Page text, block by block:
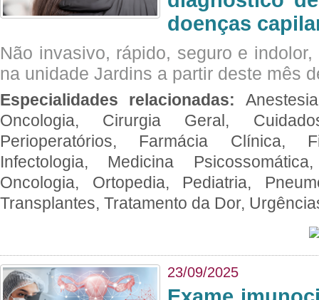
doenças
Não invasivo, rápido, seguro e
na unidade Jardins a partir deste mês
Especialidades relacionadas:
Oncologia, Cirurgia Geral,
Perioperatórios, Farmácia Clínica,
Infectologia, Medicina
Oncologia, Ortopedia, Pediatria,
Transplantes, Tratamento da Dor,
23/09/2025